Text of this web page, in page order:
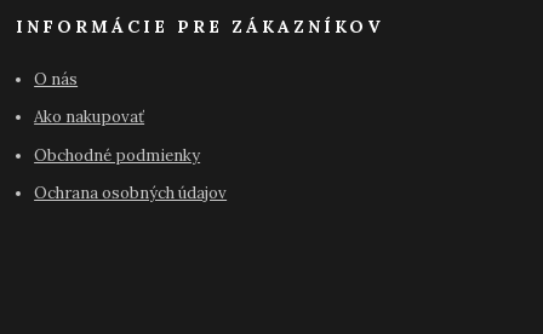
INFORMÁCIE PRE ZÁKAZNÍKOV
O nás
Ako nakupovať
Obchodné podmienky
Ochrana osobných údajov